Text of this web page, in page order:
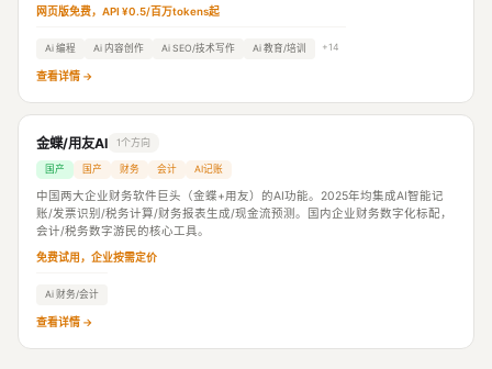
网页版免费，API ¥0.5/百万tokens起
Ai 编程 Ai 内容创作 Ai SEO/技术写作 Ai 教育/培训 +14
查看详情 →
金蝶/用友AI 1个方向
国产 国产 财务 会计 AI记账
中国两大企业财务软件巨头（金蝶+用友）的AI功能。2025年均集成AI智能记
账/发票识别/税务计算/财务报表生成/现金流预测。国内企业财务数字化标配，
会计/税务数字游民的核心工具。
免费试用，企业按需定价
Ai 财务/会计
查看详情 →